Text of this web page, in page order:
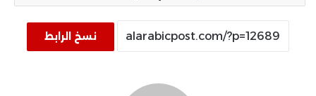
نسخ الرابط